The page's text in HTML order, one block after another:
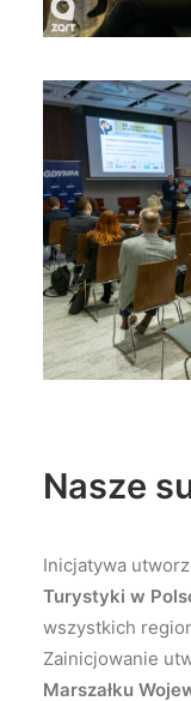
Nasze
Inicjatywa
Turystyki w
wszystkich
Zainicjowanie
Marszałku